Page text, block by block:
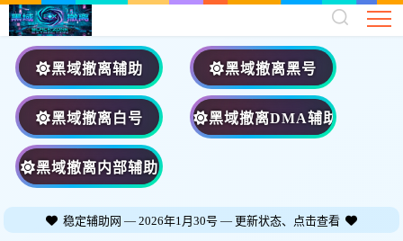
黑域撤离辅助 黑域撤离黑号
黑域撤离白号 黑域撤离DMA辅助
黑域撤离内部辅助
稳定辅助网 — 2026年1月30号 — 更新状态、点击查看